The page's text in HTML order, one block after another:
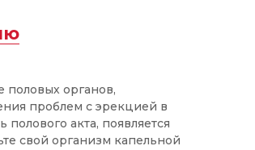
половых органов,
проблем с эрекцией в
акта, появляется
свой организм капельной